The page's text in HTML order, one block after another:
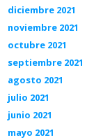
diciembre 2021
noviembre 2021
octubre 2021
septiembre 2021
agosto 2021
julio 2021
junio 2021
mayo 2021